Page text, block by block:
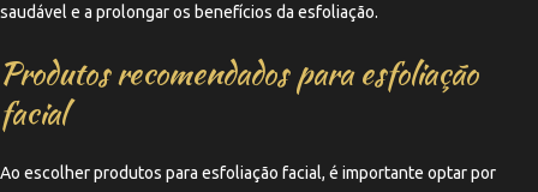
saudável e a prolongar os benefícios da esfoliação.
Produtos recomendados para esfoliação
facial
Ao escolher produtos para esfoliação facial, é importante optar por